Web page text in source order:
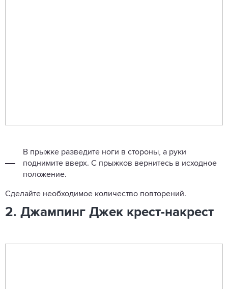
В прыжке разведите ноги в стороны, а руки
поднимите вверх. С прыжков вернитесь в исходное
положение.
Сделайте необходимое количество повторений.
2. Джампинг Джек крест-накрест